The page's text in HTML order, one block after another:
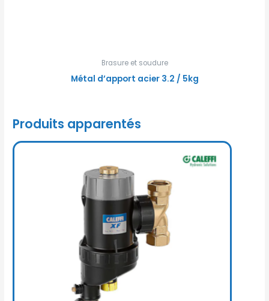
Brasure et soudure
Métal d’apport acier 3.2 / 5kg
Produits apparentés